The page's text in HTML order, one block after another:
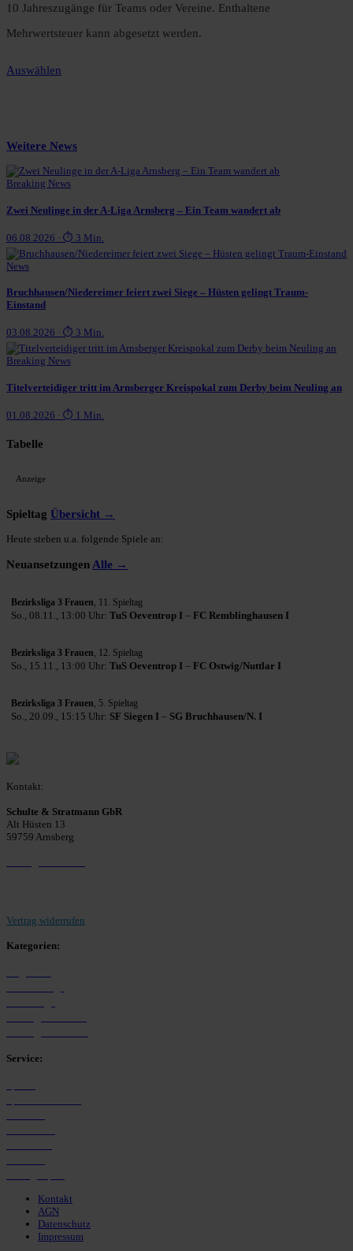
10 Jahreszugänge für Teams oder Vereine. Enthaltene
Mehrwertsteuer kann abgesetzt werden.
Auswählen
Weitere News
Breaking News
Zwei Neulinge in der A-Liga Arnsberg – Ein Team wandert ab
06.08.2026 · ⏱ 3 Min.
News
Bruchhausen/Niedereimer feiert zwei Siege – Hüsten gelingt Traum-
Einstand
03.08.2026 · ⏱ 3 Min.
Breaking News
Titelverteidiger tritt im Arnsberger Kreispokal zum Derby beim Neuling an
01.08.2026 · ⏱ 1 Min.
Tabelle
Anzeige
Spieltag Übersicht →
Heute stehen u.a. folgende Spiele an:
Neuansetzungen Alle →
Bezirksliga 3 Frauen, 11. Spieltag
So., 08.11., 13:00 Uhr: TuS Oeventrop I – FC Remblinghausen I
Bezirksliga 3 Frauen, 12. Spieltag
So., 15.11., 13:00 Uhr: TuS Oeventrop I – FC Ostwig/Nuttlar I
Bezirksliga 3 Frauen, 5. Spieltag
So., 20.09., 15:15 Uhr: SF Siegen I – SG Bruchhausen/N. I
Kontakt:
Schulte & Stratmann GbR
Alt Hüsten 13
59759 Arnsberg
Vertrag widerrufen
Kategorien:
Service:
Kontakt
AGN
Datenschutz
Impressum